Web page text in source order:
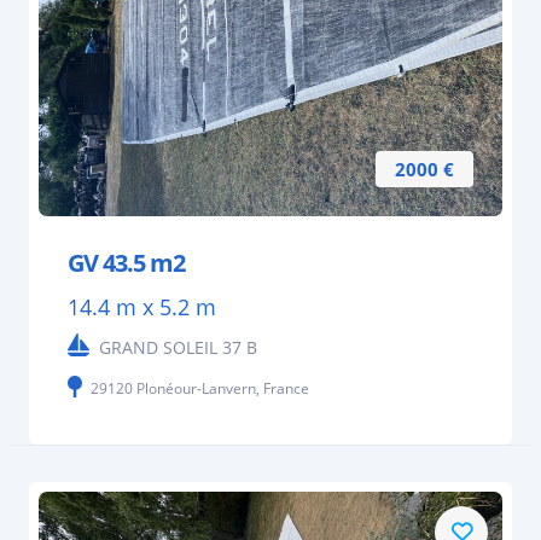
2000 €
GV 43.5 m2
14.4 m x 5.2 m
GRAND SOLEIL 37 B
29120 Plonéour-Lanvern, France